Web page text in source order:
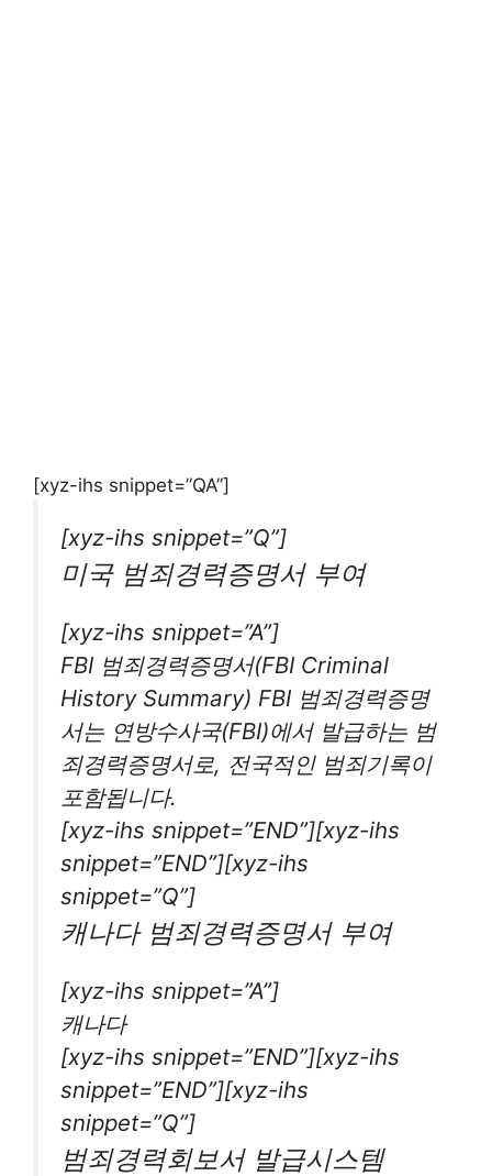
[xyz-ihs snippet=”QA”]
[xyz-ihs snippet=”Q”]
미국 범죄경력증명서 부여
[xyz-ihs snippet=”A”]
FBI 범죄경력증명서(FBI Criminal
History Summary) FBI 범죄경력증명
서는 연방수사국(FBI)에서 발급하는 범
죄경력증명서로, 전국적인 범죄기록이
포함됩니다.
[xyz-ihs snippet=”END”][xyz-ihs
snippet=”END”][xyz-ihs
snippet=”Q”]
캐나다 범죄경력증명서 부여
[xyz-ihs snippet=”A”]
캐나다
[xyz-ihs snippet=”END”][xyz-ihs
snippet=”END”][xyz-ihs
snippet=”Q”]
범죄경력회보서 발급시스템